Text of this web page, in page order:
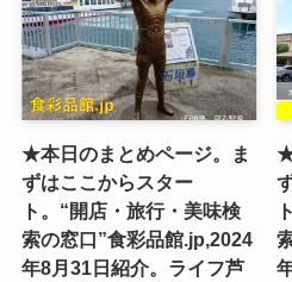
★本日のまとめページ。ま
ずはここからスター
ト。“開店・旅行・美味検
索の窓口”食彩品館.jp,2024
年8月31日紹介。ライフ芦
★